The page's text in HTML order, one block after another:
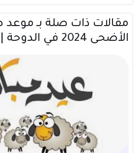
مقالات ذات صلة بــ موعد
الأضحى 2024 في الدوحة | قطر